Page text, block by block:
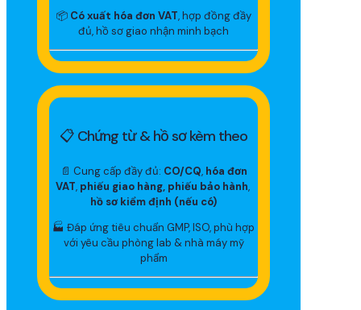
📦 Có xuất hóa đơn VAT, hợp đồng đầy
đủ, hồ sơ giao nhận minh bạch
📋 Chứng từ & hồ sơ kèm theo
📄 Cung cấp đầy đủ: CO/CQ, hóa đơn
VAT, phiếu giao hàng, phiếu bảo hành,
hồ sơ kiểm định (nếu có)
🏭 Đáp ứng tiêu chuẩn GMP, ISO, phù hợp
với yêu cầu phòng lab & nhà máy mỹ
phẩm